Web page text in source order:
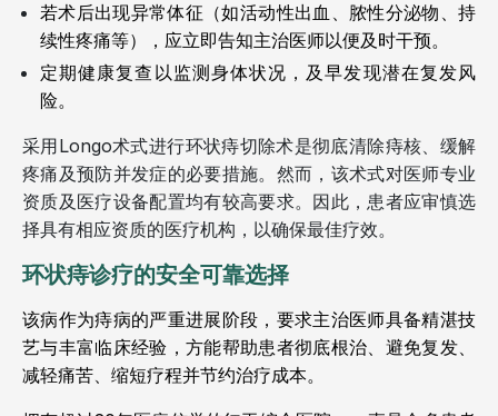
若术后出现异常体征（如活动性出血、脓性分泌物、持
续性疼痛等），应立即告知主治医师以便及时干预。
定期健康复查以监测身体状况，及早发现潜在复发风
险。
采用Longo术式进行环状痔切除术是彻底清除痔核、缓解
疼痛及预防并发症的必要措施。然而，该术式对医师专业
资质及医疗设备配置均有较高要求。因此，患者应审慎选
择具有相应资质的医疗机构，以确保最佳疗效。
环状痔诊疗的安全可靠选择
该病作为痔病的严重进展阶段，要求主治医师具备精湛技
艺与丰富临床经验，方能帮助患者彻底根治、避免复发、
减轻痛苦、缩短疗程并节约治疗成本。